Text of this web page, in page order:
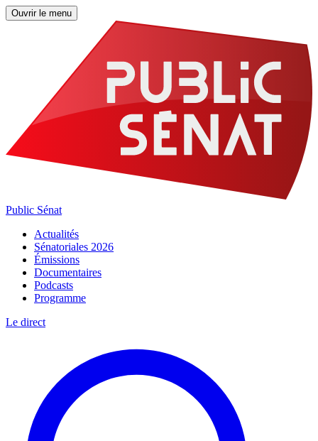
Ouvrir le menu
Public Sénat
Actualités
Sénatoriales 2026
Émissions
Documentaires
Podcasts
Programme
Le direct